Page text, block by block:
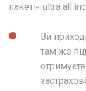
пакеті« ultra all
Ви
там же